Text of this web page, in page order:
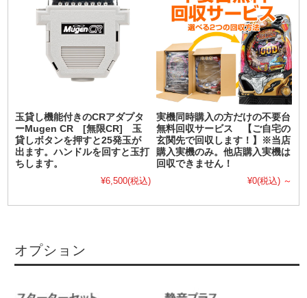
玉貸し機能付きのCRアダプタ
ーMugen CR [無限CR] 玉
貸しボタンを押すと25発玉が
出ます。ハンドルを回すと玉打
ちします。
¥6,500(税込)
実機同時購入の方だけの不要台
無料回収サービス 【ご自宅の
玄関先で回収します！】※当店
購入実機のみ。他店購入実機は
回収できません！
¥0(税込) ～
オプション